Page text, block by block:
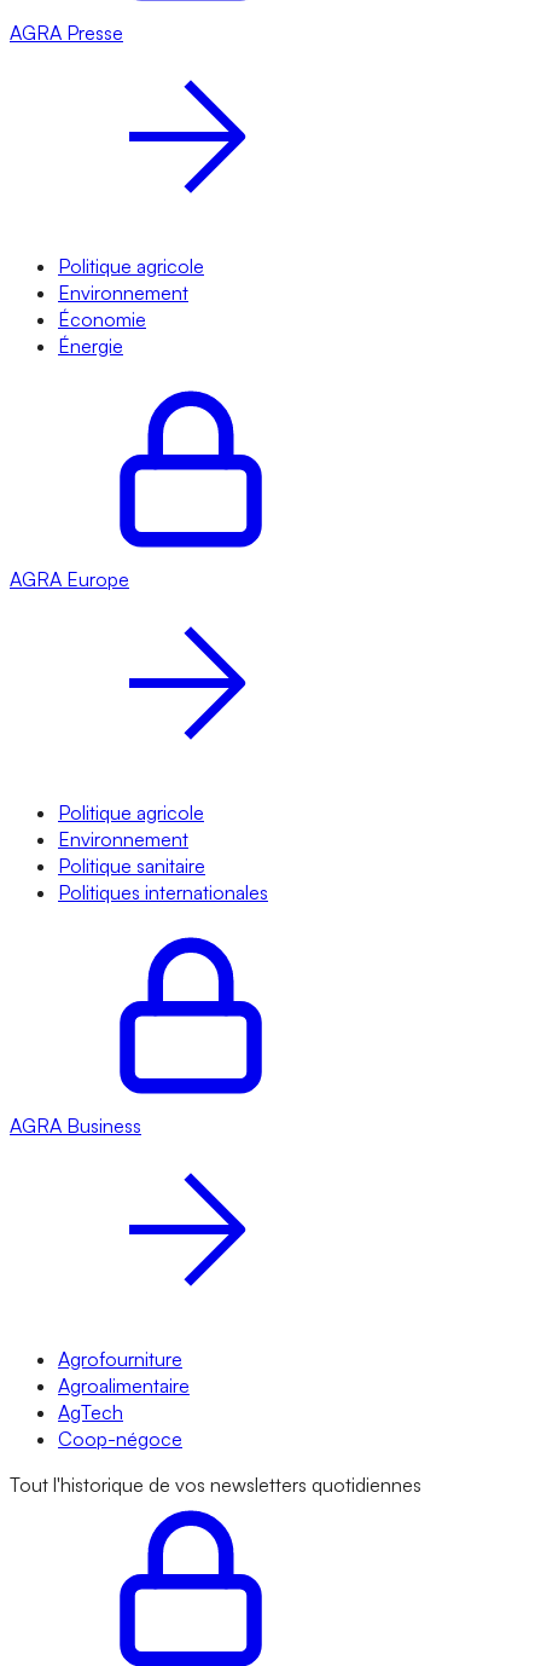
AGRA Presse
Politique agricole
Environnement
Économie
Énergie
AGRA Europe
Politique agricole
Environnement
Politique sanitaire
Politiques internationales
AGRA Business
Agrofourniture
Agroalimentaire
AgTech
Coop-négoce
Tout l'historique de vos newsletters quotidiennes